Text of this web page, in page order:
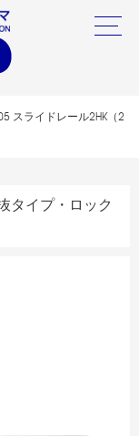
スライドレール2HK（2
タイプ・ロック